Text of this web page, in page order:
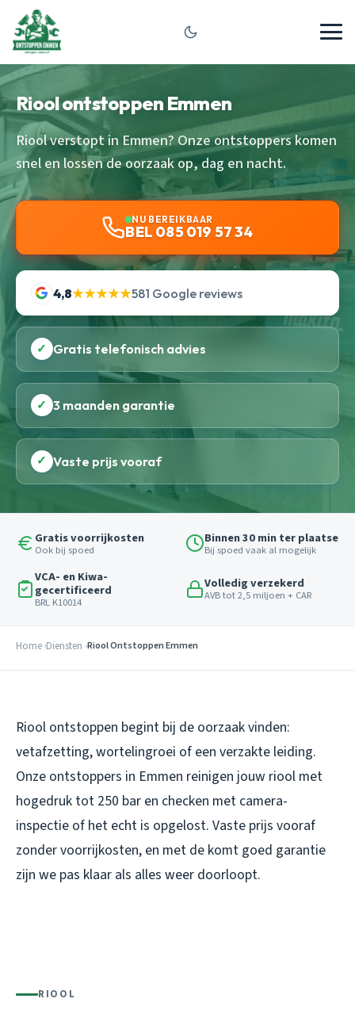
Riool ontstoppen Emmen
Riool verstopt in Emmen? Onze ontstoppers komen
snel en lossen de oorzaak op, dag en nacht.
NU BEREIKBAAR
BEL 085 019 57 34
4,8★★★★★581 Google reviews
✓ Gratis telefonisch advies
✓ 3 maanden garantie
✓ Vaste prijs vooraf
Gratis voorrijkosten
Ook bij spoed
Binnen 30 min ter plaatse
Bij spoed vaak al mogelijk
VCA- en Kiwa-
gecertificeerd
BRL K10014
Volledig verzekerd
AVB tot 2,5 miljoen + CAR
Home Diensten Riool Ontstoppen Emmen
Riool ontstoppen begint bij de oorzaak vinden:
vetafzetting, wortelingroei of een verzakte leiding.
Onze ontstoppers in Emmen reinigen jouw riool met
hogedruk tot 250 bar en checken met camera-
inspectie of het echt is opgelost. Vaste prijs vooraf
zonder voorrijkosten, en met de komt goed garantie
zijn we pas klaar als alles weer doorloopt.
RIOOL